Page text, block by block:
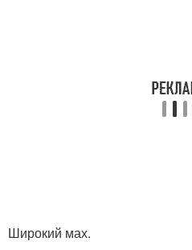
Широкий мах.